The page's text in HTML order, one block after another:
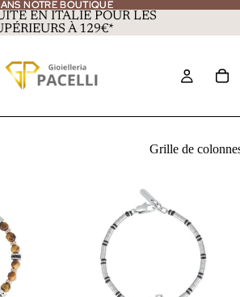
NOTRE BOUTIQUE
NOTRE BOUTIQUE
EN ITALIE POUR LES
À 129€*
Grille de